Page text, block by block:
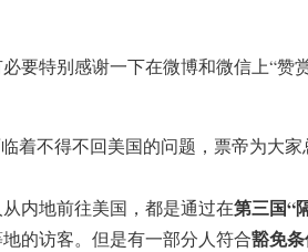
要特别感谢一下在微博和微信上“赞
着不得不回美国的问题， 票帝为大家
内地前往美国，都是通过在第三国“
的访客。但是有一部分人符合豁免